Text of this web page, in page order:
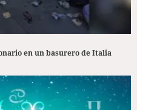
en un basurero de Italia